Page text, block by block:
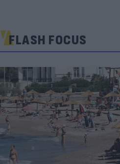
FLASH FOCUS